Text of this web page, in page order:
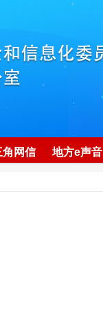
角网信 地方e声音